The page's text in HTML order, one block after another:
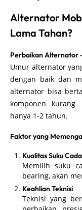
Alternator
Lama Tahan?
Perbaikan Alternator
Umur alternator
dengan baik dan
alternator bisa
komponen kurang
hanya 1-2 tahun.
Faktor yang
Kualitas Suku
Memilih suku
bearing, akan
Keahlian Teknisi
Teknisi yang